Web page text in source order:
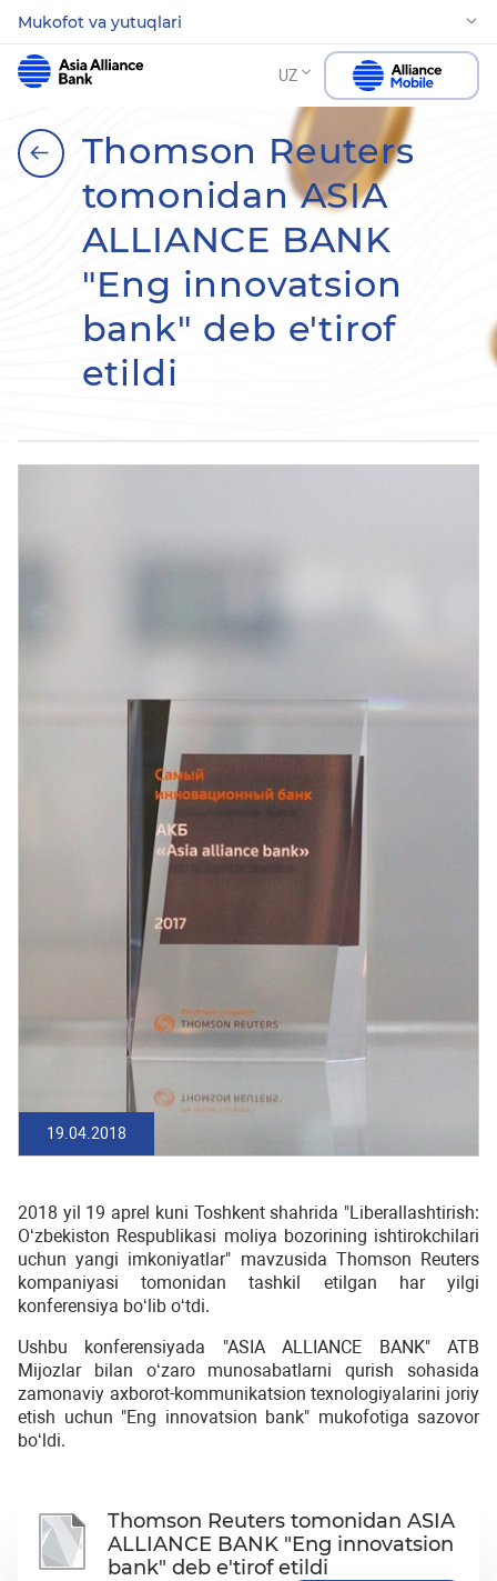
Mukofot va yutuqlari
UZ
Thomson Reuters
tomonidan ASIA
ALLIANCE BANK
"Eng innovatsion
bank" deb e'tirof
etildi
19.04.2018
2018 yil 19 aprel kuni Toshkent shahrida "Liberallashtirish:
Oʻzbekiston Respublikasi moliya bozorining ishtirokchilari
uchun yangi imkoniyatlar" mavzusida Thomson Reuters
kompaniyasi tomonidan tashkil etilgan har yilgi
konferensiya boʻlib oʻtdi.
Ushbu konferensiyada "ASIA ALLIANCE BANK" ATB
Mijozlar bilan oʻzaro munosabatlarni qurish sohasida
zamonaviy axborot-kommunikatsion texnologiyalarini joriy
etish uchun "Eng innovatsion bank" mukofotiga sazovor
boʻldi.
Thomson Reuters tomonidan ASIA
ALLIANCE BANK "Eng innovatsion
bank" deb e'tirof etildi